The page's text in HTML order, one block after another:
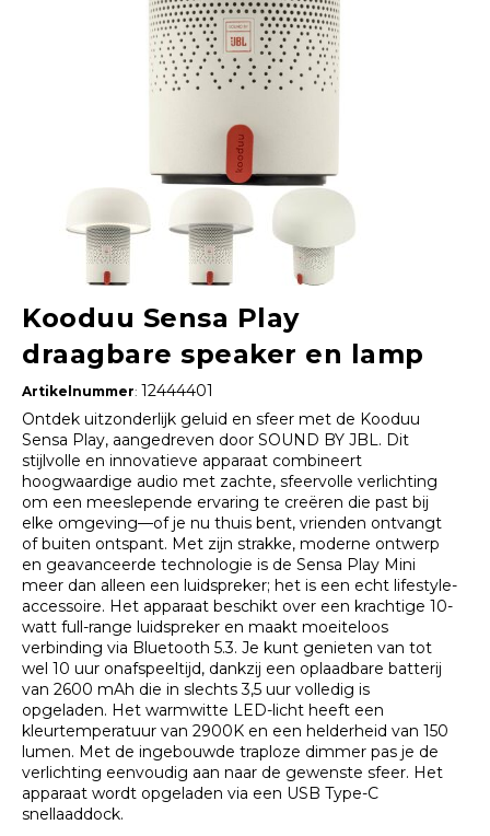
Kooduu Sensa Play
draagbare speaker en lamp
Artikelnummer: 12444401
Ontdek uitzonderlijk geluid en sfeer met de Kooduu
Sensa Play, aangedreven door SOUND BY JBL. Dit
stijlvolle en innovatieve apparaat combineert
hoogwaardige audio met zachte, sfeervolle verlichting
om een meeslepende ervaring te creëren die past bij
elke omgeving—of je nu thuis bent, vrienden ontvangt
of buiten ontspant. Met zijn strakke, moderne ontwerp
en geavanceerde technologie is de Sensa Play Mini
meer dan alleen een luidspreker; het is een echt lifestyle-
accessoire. Het apparaat beschikt over een krachtige 10-
watt full-range luidspreker en maakt moeiteloos
verbinding via Bluetooth 5.3. Je kunt genieten van tot
wel 10 uur onafspeeltijd, dankzij een oplaadbare batterij
van 2600 mAh die in slechts 3,5 uur volledig is
opgeladen. Het warmwitte LED-licht heeft een
kleurtemperatuur van 2900K en een helderheid van 150
lumen. Met de ingebouwde traploze dimmer pas je de
verlichting eenvoudig aan naar de gewenste sfeer. Het
apparaat wordt opgeladen via een USB Type-C
snellaaddock.